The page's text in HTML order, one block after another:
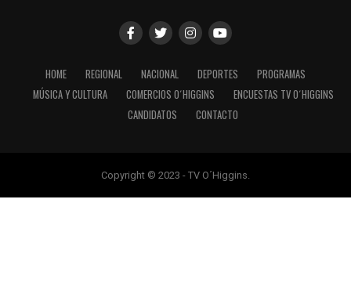
HOME REGIONAL NACIONAL DEPORTES
PROGRAMAS
MÚSICA Y CULTURA
COMERCIOS O´HIGGINS
ENCUESTAS TV O´HIGGINS
CANDIDATOS
CONTACTO
Copyright © 2023 - TV O´Higgins.